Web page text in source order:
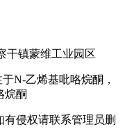
干镇蒙维工业园区
N-乙烯基吡咯烷酮，
烷酮
侵权请联系管理员删